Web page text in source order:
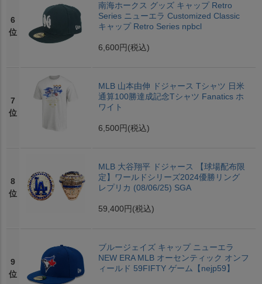
6
位
南海ホークス グッズ キャップ Retro
Series ニューエラ Customized Classic
キャップ Retro Series npbcl
6,600円 (税込)
7
位
MLB 山本由伸 ドジャース Tシャツ 日米
通算100勝達成記念Tシャツ Fanatics ホ
ワイト
6,500円 (税込)
8
位
MLB 大谷翔平 ドジャース 【球場配布限
定】ワールドシリーズ2024優勝リング
レプリカ (08/06/25) SGA
59,400円 (税込)
9
位
ブルージェイズ キャップ ニューエラ
NEW ERA MLB オーセンティック オンフ
ィールド 59FIFTY ゲーム【nejp59】